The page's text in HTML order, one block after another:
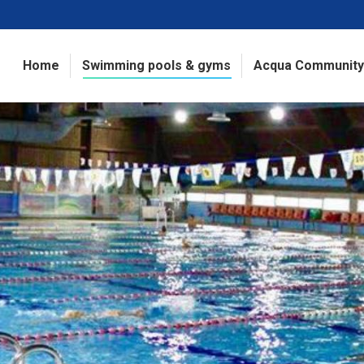
Home Swimming pools & gyms Acqua Community